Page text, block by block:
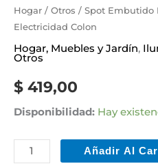
Hogar / Otros / Spot Embutido
Electricidad Colon
Hogar, Muebles y Jardín,
Otros
$ 419,00
Disponibilidad: Hay
Añadir Al